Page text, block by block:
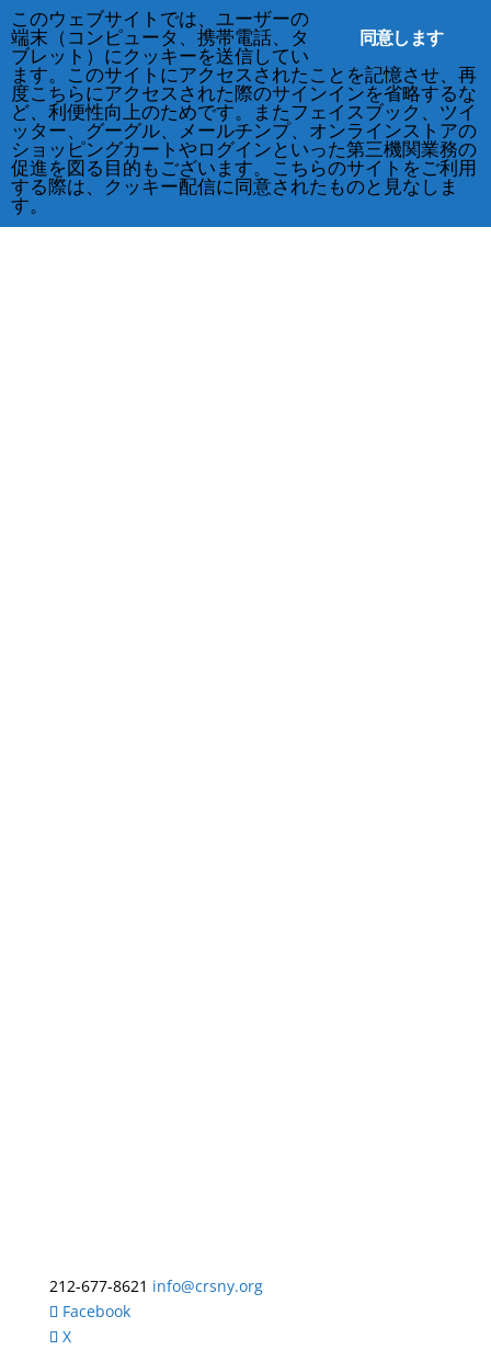
212-677-8621 info@crsny.org
Facebook
X
同意します
このウェブサイトでは、ユーザーの
端末（コンピュータ、携帯電話、タ
ブレット）にクッキーを送信してい
ます。このサイトにアクセスされたことを記憶させ、再
度こちらにアクセスされた際のサインインを省略するな
ど、利便性向上のためです。またフェイスブック、ツイ
ッター、グーグル、メールチンプ、オンラインストアの
ショッピングカートやログインといった第三機関業務の
促進を図る目的もございます。こちらのサイトをご利用
する際は、クッキー配信に同意されたものと見なしま
す。